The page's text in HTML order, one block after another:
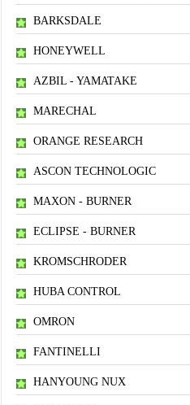
BARKSDALE
HONEYWELL
AZBIL - YAMATAKE
MARECHAL
ORANGE RESEARCH
ASCON TECHNOLOGIC
MAXON - BURNER
ECLIPSE - BURNER
KROMSCHRODER
HUBA CONTROL
OMRON
FANTINELLI
HANYOUNG NUX